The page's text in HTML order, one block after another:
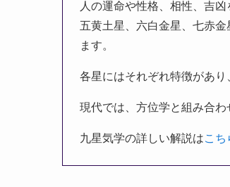
人の運命や性格、相性、吉
五黄土星、六白金星、七赤
ます。
各星にはそれぞれ特徴があ
現代では、方位学と組み合
九星気学の詳しい解説はこち